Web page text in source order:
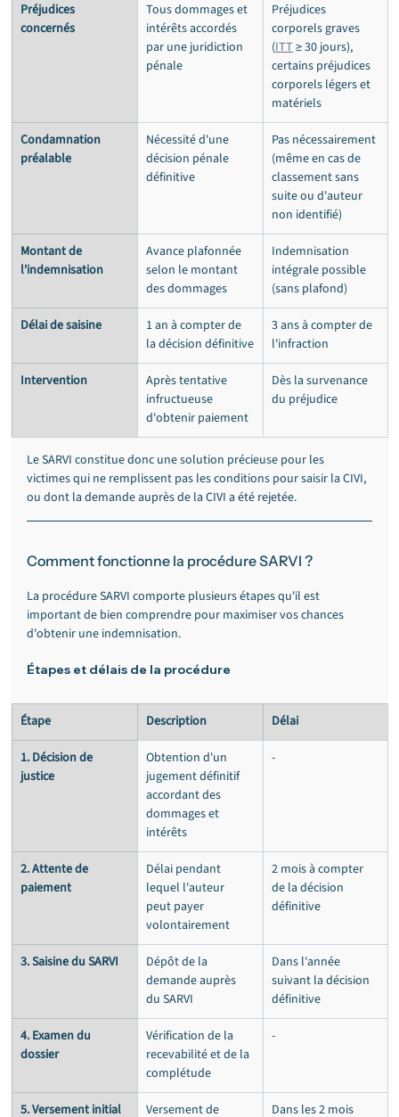
Préjudices
concernés
Tous dommages et
intérêts accordés
par une juridiction
pénale
Préjudices
corporels graves
(ITT ≥ 30 jours),
certains préjudices
corporels légers et
matériels
Condamnation
préalable
Nécessité d'une
décision pénale
définitive
Pas nécessairement
(même en cas de
classement sans
suite ou d'auteur
non identifié)
Montant de
l'indemnisation
Avance plafonnée
selon le montant
des dommages
Indemnisation
intégrale possible
(sans plafond)
Délai de saisine
1 an à compter de
la décision définitive
3 ans à compter de
l'infraction
Intervention
Après tentative
infructueuse
d'obtenir paiement
Dès la survenance
du préjudice
Le SARVI constitue donc une solution précieuse pour les
victimes qui ne remplissent pas les conditions pour saisir la CIVI,
ou dont la demande auprès de la CIVI a été rejetée.
Comment fonctionne la procédure SARVI ?
La procédure SARVI comporte plusieurs étapes qu'il est
important de bien comprendre pour maximiser vos chances
d'obtenir une indemnisation.
Étapes et délais de la procédure
Étape Description Délai
1. Décision de
justice
Obtention d'un
jugement définitif
accordant des
dommages et
intérêts
-
2. Attente de
paiement
Délai pendant
lequel l'auteur
peut payer
volontairement
2 mois à compter
de la décision
définitive
3. Saisine du SARVI
Dépôt de la
demande auprès
du SARVI
Dans l'année
suivant la décision
définitive
4. Examen du
dossier
Vérification de la
recevabilité et de la
complétude
-
5. Versement initial Versement de Dans les 2 mois